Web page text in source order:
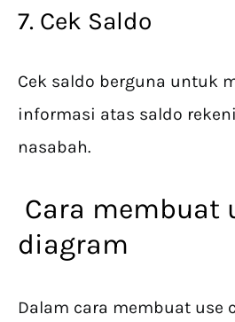
7. Cek Saldo
Cek saldo berguna untuk
informasi atas saldo
nasabah.
Cara membuat
diagram
Dalam cara membuat use